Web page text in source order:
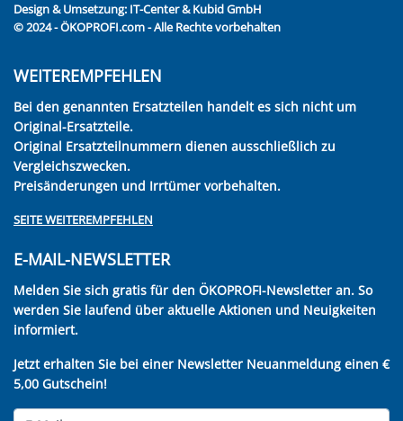
Design & Umsetzung: IT-Center & Kubid GmbH
© 2024 - ÖKOPROFI.com - Alle Rechte vorbehalten
WEITEREMPFEHLEN
Bei den genannten Ersatzteilen handelt es sich nicht um
Original-Ersatzteile.
Original Ersatzteilnummern dienen ausschließlich zu
Vergleichszwecken.
Preisänderungen und Irrtümer vorbehalten.
SEITE WEITEREMPFEHLEN
E-MAIL-NEWSLETTER
Melden Sie sich gratis für den ÖKOPROFI-Newsletter an. So
werden Sie laufend über aktuelle Aktionen und Neuigkeiten
informiert.
Jetzt erhalten Sie bei einer Newsletter Neuanmeldung einen €
5,00 Gutschein!